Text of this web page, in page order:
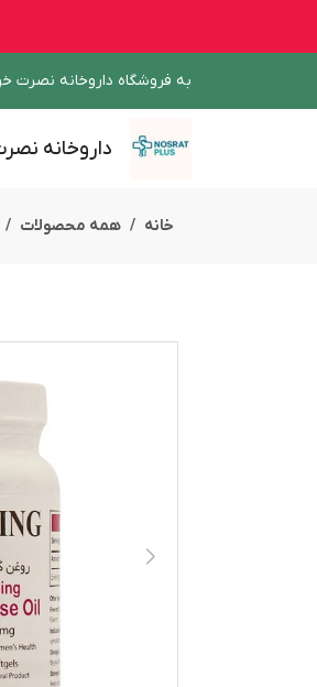
به فروشگاه داروخانه نصرت
داروخانه
خانه همه محصولات